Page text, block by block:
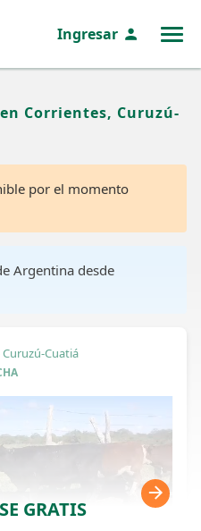
Ingresar
en Corrientes, Curuzú-
por el momento
Argentina desde
Cuatiá
GRATIS